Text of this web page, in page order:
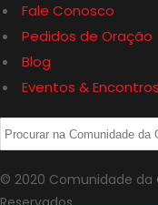
Fale Conosco
Pedidos de Oração
Blog
Eventos & Encontros
© 2020 Comunidade da